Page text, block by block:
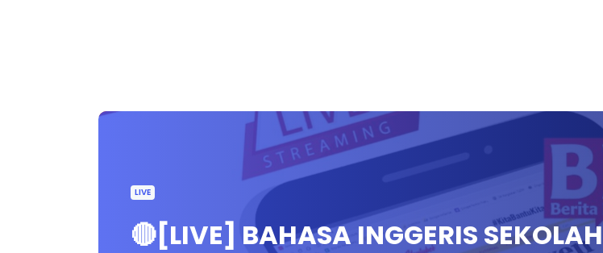
LIVE
🔴[LIVE] BAHASA INGGERIS SEKOLAH